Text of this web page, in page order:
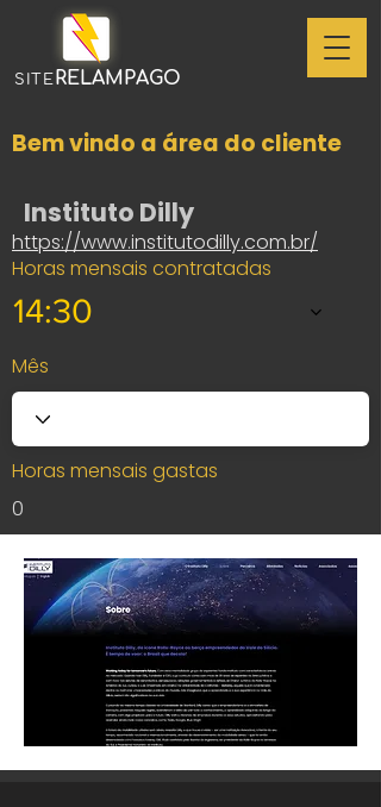
SITERELAMPAGO
Bem vindo a área do cliente
Instituto Dilly
https://www.institutodilly.com.br/
Horas mensais contratadas
14:30
Mês
Horas mensais gastas
0